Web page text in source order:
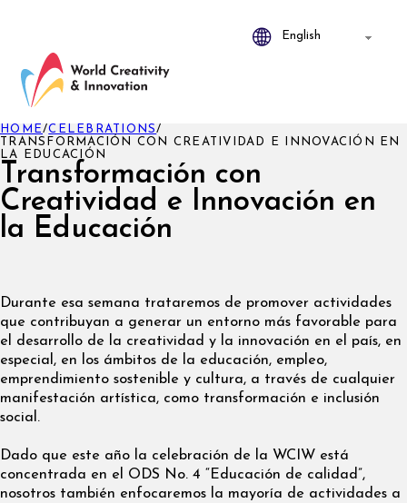
Transformación con
Creatividad e Innovación en
la Educación
HOME/CELEBRATIONS/
TRANSFORMACIÓN CON CREATIVIDAD E INNOVACIÓN EN
LA EDUCACIÓN
Durante esa semana trataremos de promover actividades
que contribuyan a generar un entorno más favorable para
el desarrollo de la creatividad y la innovación en el país, en
especial, en los ámbitos de la educación, empleo,
emprendimiento sostenible y cultura, a través de cualquier
manifestación artística, como transformación e inclusión
social.
Dado que este año la celebración de la WCIW está
concentrada en el ODS No. 4 “Educación de calidad”,
nosotros también enfocaremos la mayoría de actividades a